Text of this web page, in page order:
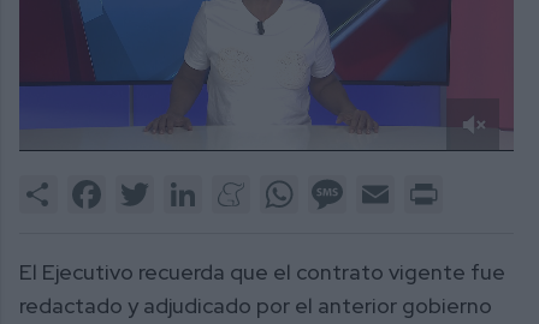
1
Share FacebookTwitter LinkedInMeneameWhatsAppMessage
Email
El Ejecutivo recuerda que el contrato vigente fue
redactado y adjudicado por el anterior gobierno